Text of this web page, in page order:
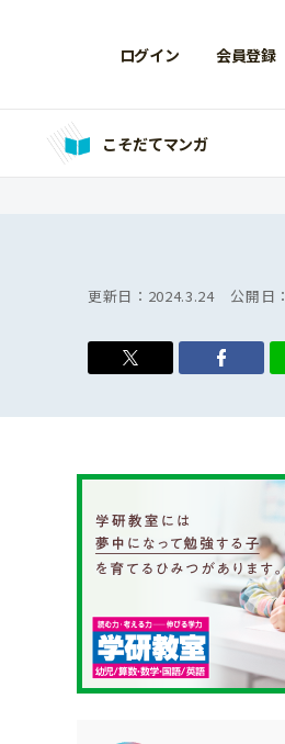
ログイン 会員登録
こそだてマンガ
更新日： 2024.3.24 公開日：